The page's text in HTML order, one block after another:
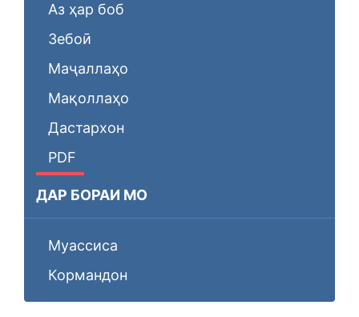
Аз ҳар боб
Зебоӣ
Маҷаллаҳо
Мақоллаҳо
Дастархон
PDF
ДАР БОРАИ МО
Муассиса
Кормандон